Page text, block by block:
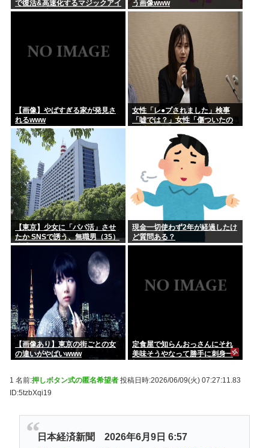
で復活&高速化するマジックアイ
テムが発売される
う画像www
【画像】やばすぎる家が発見さ
れるwww
女性「レ●プされました」検事
「嘘では？」女性「傷ついたの
【東京】少女に「パパ活」させ
たか SNSで誘う、無職男（35）
逮捕
現金一切使わず2年が経過したけ
ど質問ある？
【画像あり】東京の街ごとの女
の違いがやばいwww
定食屋で知らんおっさんにそれ
美味そうやなって勝手に刺身一
1 名前:押しボタン式の匿名希望者 投稿日時:2026/06/09(火) 07:27:11.83
ID:5tzbXqi19
日本経済新聞 2026年6月9日 6:57